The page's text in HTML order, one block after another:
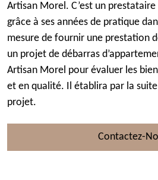
Artisan Morel. C’est un
grâce à ses années de pratique
mesure de fournir une prestation
un projet de débarras
Artisan Morel pour évaluer les
et en qualité. Il établira par la
projet.
Contactez-